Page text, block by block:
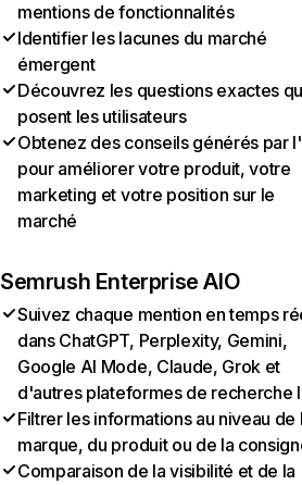
mentions de fonctionnalités
Identifier les lacunes du marché
émergent
Découvrez les questions exactes
posent les utilisateurs
Obtenez des conseils générés par
pour améliorer votre produit, votre
marketing et votre position sur le
marché
Semrush Enterprise AIO
Suivez chaque mention en temps
dans ChatGPT, Perplexity, Gemini,
Google AI Mode, Claude, Grok et
d'autres plateformes de recherche
Filtrer les informations au niveau de
marque, du produit ou de la
Comparaison de la visibilité et de la